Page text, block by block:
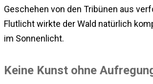
Geschehen von den Tribünen aus
Flutlicht wirkte der Wald natürlich
im Sonnenlicht.
Keine Kunst ohne